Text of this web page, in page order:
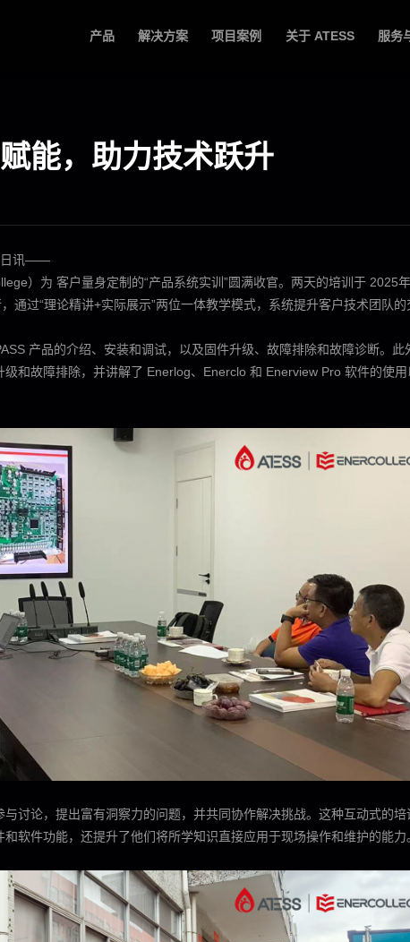
产品 解决方案 项目案例 关于 ATESS 服务
EN CN AU ES
能，助力技术跃升
日讯——
）为 客户量身定制的“产品系统实训”圆满收官。两天的培训于 2025
通过“理论精讲+实际展示”两位一体教学模式，系统提升客户技术团队的
产品的介绍、安装和调试，以及固件升级、故障排除和故障诊断。此
和故障排除，并讲解了 Enerlog、Enerclo 和 Enerview Pro 软件的使用
讨论，提出富有洞察力的问题，并共同协作解决挑战。这种互动式的培
软件功能，还提升了他们将所学知识直接应用于现场操作和维护的能力